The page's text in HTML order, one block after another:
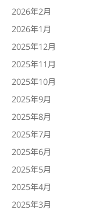
2026年2月
2026年1月
2025年12月
2025年11月
2025年10月
2025年9月
2025年8月
2025年7月
2025年6月
2025年5月
2025年4月
2025年3月